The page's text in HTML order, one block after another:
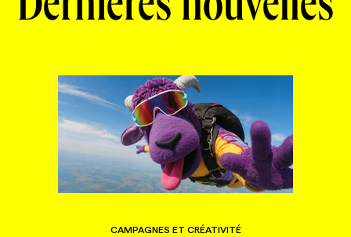
Dernières nouvelles
CAMPAGNES ET CRÉATIVITÉ